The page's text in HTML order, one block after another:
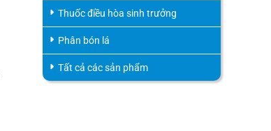
Thuốc điều hòa sinh trưởng
Phân bón lá
Tất cả các sản phẩm